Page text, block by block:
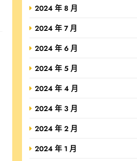
2024 年 8 月
2024 年 7 月
2024 年 6 月
2024 年 5 月
2024 年 4 月
2024 年 3 月
2024 年 2 月
2024 年 1 月